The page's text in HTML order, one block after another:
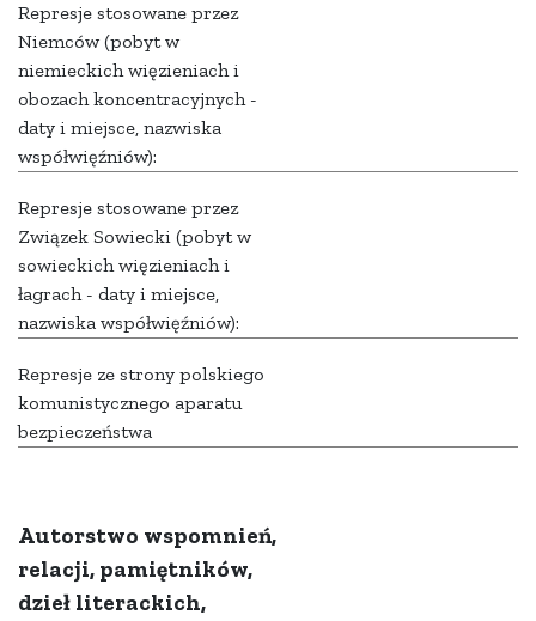
Represje stosowane przez
Niemców (pobyt w
niemieckich więzieniach i
obozach koncentracyjnych -
daty i miejsce, nazwiska
współwięźniów):
Represje stosowane przez
Związek Sowiecki (pobyt w
sowieckich więzieniach i
łagrach - daty i miejsce,
nazwiska współwięźniów):
Represje ze strony polskiego
komunistycznego aparatu
bezpieczeństwa
Autorstwo wspomnień,
relacji, pamiętników,
dzieł literackich,